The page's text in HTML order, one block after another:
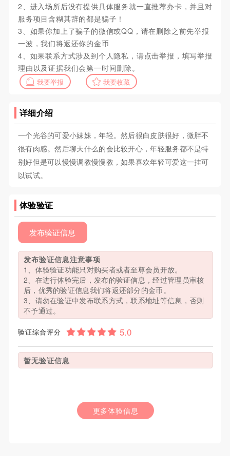
2、进入场所后没有提供具体服务就一直推荐办卡，并且对
服务项目含糊其辞的都是骗子！
3、如果你加上了骗子的微信或QQ，请在删除之前先举报
一波，我们将返还你的金币
4、如果联系方式涉及到个人隐私，请点击举报，填写举报
理由以及证据我们会第一时间删除。
我要举报 我要收藏
详细介绍
一个光谷的可爱小妹妹，年轻。然后很白皮肤很好，微胖不
很有肉感。然后聊天什么的会比较开心，年轻服务都不是特
别好但是可以慢慢调教慢慢教，如果喜欢年轻可爱这一挂可
以试试。
体验验证
发布验证信息
发布验证信息注意事项
1、体验验证功能只对购买者或者至尊会员开放。
2、在进行体验完后，发布的验证信息，经过管理员审核
后，优秀的验证信息我们将返还部分的金币。
3、请勿在验证中发布联系方式，联系地址等信息，否则
不予通过。
验证综合评分
暂无验证信息
更多体验信息